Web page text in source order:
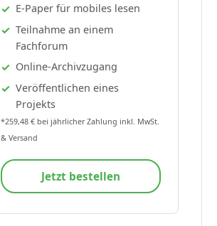
E-Paper für mobiles lesen
Teilnahme an einem
Fachforum
Online-Archivzugang
Veröffentlichen eines
Projekts
*259,48 € bei jährlicher Zahlung inkl. MwSt.
& Versand
Jetzt bestellen